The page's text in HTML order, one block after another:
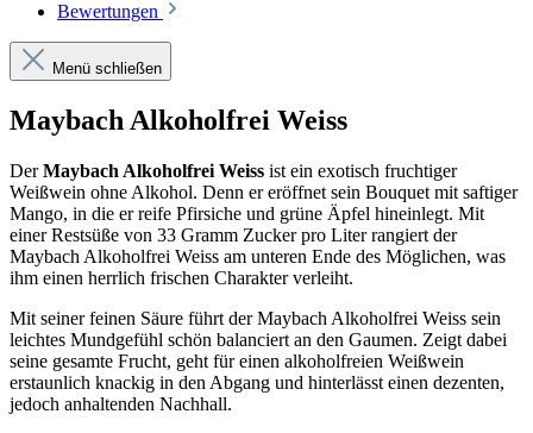
Bewertungen
Menü schließen
Maybach Alkoholfrei Weiss
DerMaybach Alkoholfrei Weiss ist ein exotisch fruchtiger
Weißwein ohne Alkohol. Denn er eröffnet sein Bouquet mit saftiger
Mango, in die er reife Pfirsiche und grüne Äpfel hineinlegt. Mit
einer Restsüße von 33 Gramm Zucker pro Liter rangiert der
Maybach Alkoholfrei Weiss am unteren Ende des Möglichen, was
ihm einen herrlich frischen Charakter verleiht.
Mit seiner feinen Säure führt der Maybach Alkoholfrei Weiss sein
leichtes Mundgefühl schön balanciert an den Gaumen. Zeigt dabei
seine gesamte Frucht, geht für einen alkoholfreien Weißwein
erstaunlich knackig in den Abgang und hinterlässt einen dezenten,
jedoch anhaltenden Nachhall.